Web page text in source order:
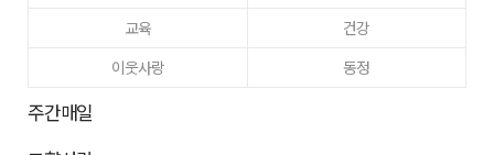
교육
건강
이웃사랑
동정
주간매일